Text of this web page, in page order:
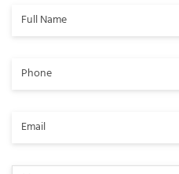
Full
Phone
Email